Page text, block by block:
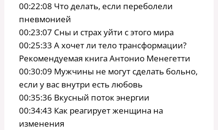
00:22:08 Что делать, если переболели
пневмонией
00:23:07 Сны и страх уйти с этого мира
00:25:33 А хочет ли тело трансформации?
Рекомендуемая книга Антонио Менегетти
00:30:09 Мужчины не могут сделать больно,
если у вас внутри есть любовь
00:35:36 Вкусный поток энергии
00:34:43 Как реагирует женщина на
изменения